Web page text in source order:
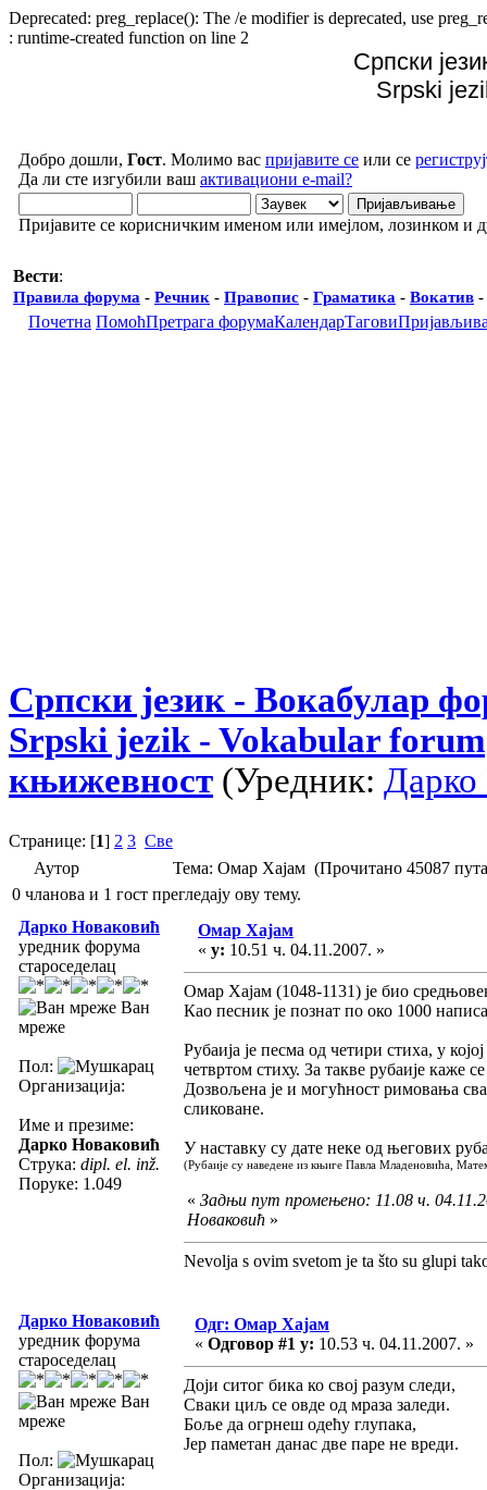
Deprecated: preg_replace(): The /e modifier is deprecated, use
: runtime-created function on line 2
Српски
Srpski
Добро дошли, Гост. Молимо вас пријавите се или се
Да ли сте изгубили ваш активациони e-mail?
Пријавите се корисничким именом или имејлом, лозинком и
Вести:
Правила форума - Речник - Правопис - Граматика - Вокатив -
Почетна ПомоћПретрага форумаКалендарТагови
Српски језик - Вокабулар
Srpski jezik - Vokabular forum
књижевност (Уредник: Дарко
Странице: [1] 2 3 Све
Аутор
Тема: Омар Хајам (Прочитано 45087
0 чланова и 1 гост прегледају ову тему.
Дарко Новаковић
уредник форума
староседелац
Ван
мреже
Пол:
Организација:
Име и презиме:
Дарко Новаковић
Струка: dipl. el. inž.
Поруке: 1.049
Омар Хајам
« у: 10.51 ч. 04.11.2007. »
Омар Хајам (1048-1131) је био
Као песник је познат по око 1000
Рубаија је песма од четири стиха, у
четвртом стиху. За такве рубаије каже
Дозвољена је и могућност римовања
сликоване.
У наставку су дате неке од његових
(Рубаије су наведене из књиге Павла Младеновића,
« Задњи пут промењено: 11.08 ч.
Новаковић »
Nevolja s ovim svetom je ta što su glupi
Дарко Новаковић
уредник форума
староседелац
Ван
мреже
Пол:
Организација:
Одг: Омар Хајам
« Одговор #1 у: 10.53 ч. 04.11.2007. »
Доји ситог бика ко свој разум следи,
Сваки циљ се овде од мраза заледи.
Боље да огрнеш одећу глупака,
Јер паметан данас две паре не вреди.